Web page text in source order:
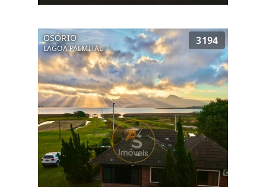
OSÓRIO
LAGOA PALMITAL
3194